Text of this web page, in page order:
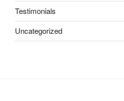
Testimonials
Uncategorized